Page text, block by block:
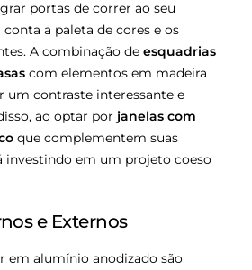
portas de correr ao seu
a paleta de cores e os
A combinação de esquadrias
com elementos em madeira
um contraste interessante e
ao optar por janelas com
que complementem suas
investindo em um projeto coeso
e Externos
em alumínio anodizado são